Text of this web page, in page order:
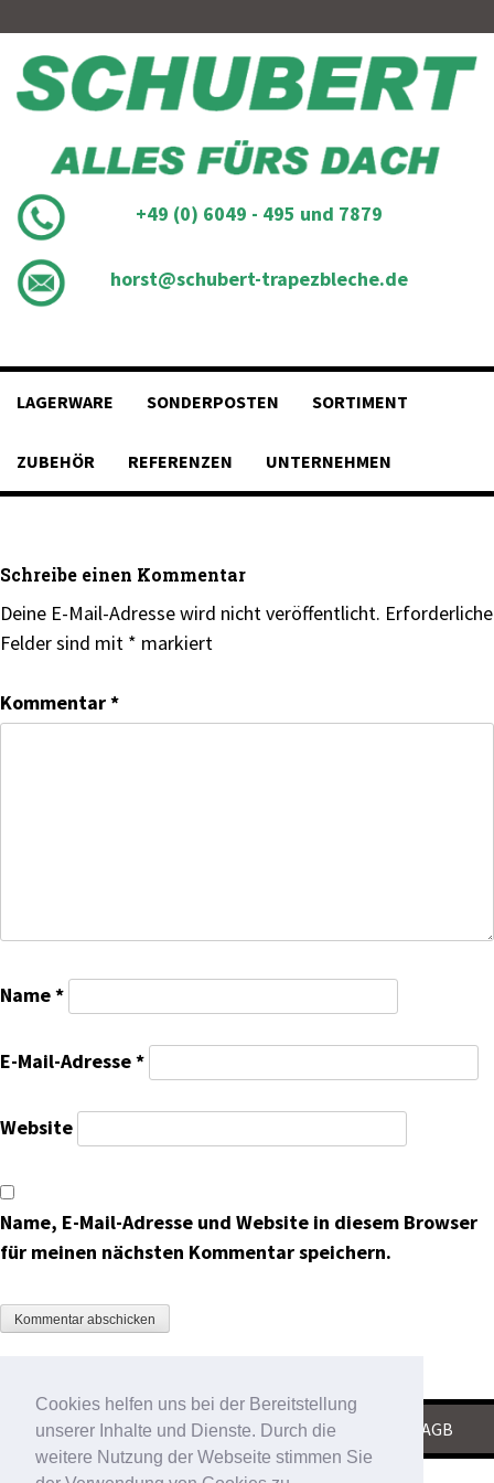
Cookies helfen uns bei der Bereitstellung
unserer Inhalte und Dienste. Durch die
weitere Nutzung der Webseite stimmen Sie
content
+49 (0) 6049 - 495 und 7879
horst@schubert-trapezbleche.de
LAGERWARE SONDERPOSTEN SORTIMENT
ZUBEHÖR REFERENZEN UNTERNEHMEN
Schreibe einen Kommentar
Deine E-Mail-Adresse wird nicht veröffentlicht. Erforderliche
Felder sind mit * markiert
Kommentar*
Name*
E-Mail-Adresse*
Website
Name, E-Mail-Adresse und Website in diesem Browser
für meinen nächsten Kommentar speichern.
KONTAKT|IMPRESSUM|DATENSCHUTZ AGB